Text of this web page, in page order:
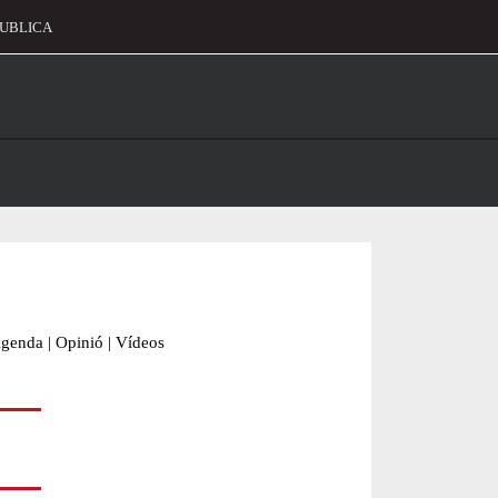
| Opinió | Vídeos